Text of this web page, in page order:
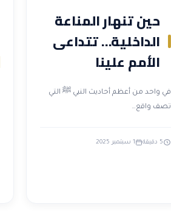
حين تنهار المناعة
الداخلية… تتداعى
الأمم علينا
في واحد من أعظم أحاديث النبي ﷺ التي
تصف واقع…
5 دقيقة 1 سبتمبر 2025